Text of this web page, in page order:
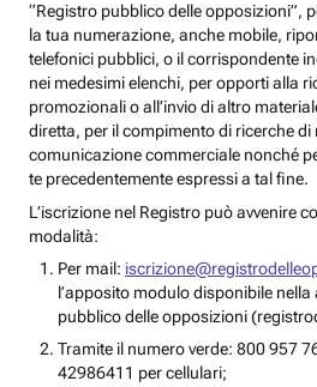
“Registro pubblico delle opposizioni”,
la tua numerazione, anche mobile,
telefonici pubblici, o il corrispondente
nei medesimi elenchi, per opporti alla
promozionali o all’invio di altro
diretta, per il compimento di ricerche di
comunicazione commerciale nonché
te precedentemente espressi a tal fine.
L’iscrizione nel Registro può avvenire
modalità:
Per mail:
l’apposito modulo disponibile
pubblico delle opposizioni
Tramite il numero verde: 800 957
42986411 per cellulari;